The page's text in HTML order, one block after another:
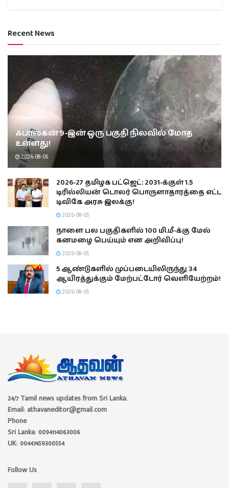
Recent News
ஃபால்கன் 9-இன் ஒரு பகுதி நிலவில் மோத
உள்ளது!
2026-08-05
2026-27 தமிழக பட்ஜெட்: 2031-க்குள் 1.5
டிரில்லியன் டொலர் பொருளாதாரத்தை எட்ட
டிவிகே அரசு இலக்கு!
2026-08-05
நாளை பல பகுதிகளில் 100 மி.மீ-க்கு மேல்
கனமழை பெய்யும் என அறிவிப்பு!
2026-08-05
5 ஆண்டுகளில் முப்படையிலிருந்து 34
ஆயிரத்துக்கும் மேற்பட்டோர் வெளியேற்றம்!
2026-08-05
24/7 Tamil news updates from Sri Lanka.
Email: athavaneditor@gmail.com
Phone
Sri Lanka: 0094114063006
UK: 00447459300554
Follow Us